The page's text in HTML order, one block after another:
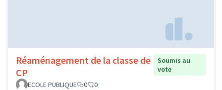
Réaménagement de la classe de
CP
Soumis au
vote
ECOLE PUBLIQUE
0 0